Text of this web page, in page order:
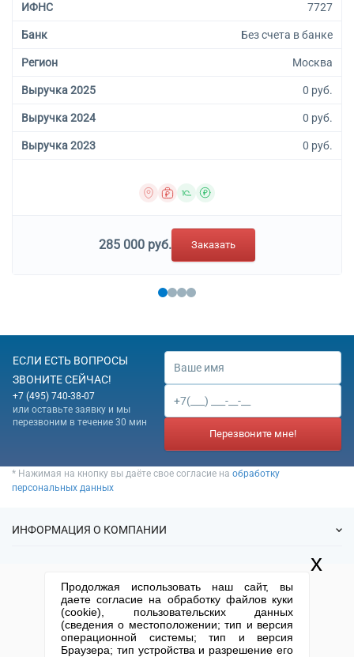
ИФНС 7727
Банк Без счета в банке
Регион Москва
Выручка 2025 0 руб.
Выручка 2024 0 руб.
Выручка 2023 0 руб.
285 000 руб. Заказать
ЕСЛИ ЕСТЬ ВОПРОСЫ
ЗВОНИТЕ СЕЙЧАС!
+7 (495) 740-38-07
или оставьте заявку и мы
перезвоним в течение 30 мин
Перезвоните мне!
* Нажимая на кнопку вы даёте свое согласие на обработку
персональных данных
ИНФОРМАЦИЯ О КОМПАНИИ
Спецпредложения
Готовые фирмы
Продажа фирм
Регистрация
КОНТАКТНАЯ ИНФОРМАЦИЯ
+7 (495) 740-38-07
mail@1-urist.ru
Продолжая использовать наш сайт, вы
даете согласие на обработку файлов куки
(cookie), пользовательских данных
(сведения о местоположении; тип и версия
операционной системы; тип и версия
Браузера; тип устройства и разрешение его
x